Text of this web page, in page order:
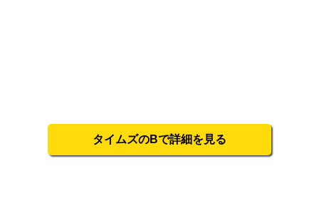
タイムズのBで詳細を見る